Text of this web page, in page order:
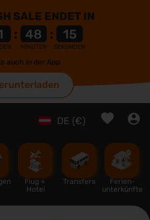
SALE ENDET IN
: 48
MINUTEN
: 14
SEKUNDEN
auch in der App
DE (€)
Flug +
Hotel
Transfers
Ferien-
unterkünfte